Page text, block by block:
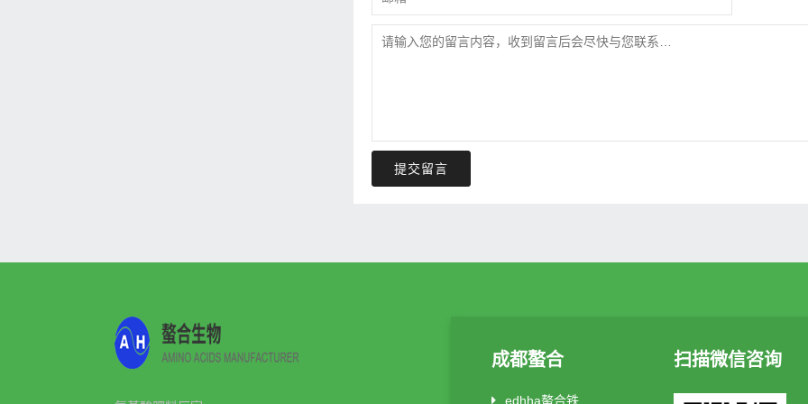
提交留言
成都螯合
edhha螯合铁
扫描微信咨询